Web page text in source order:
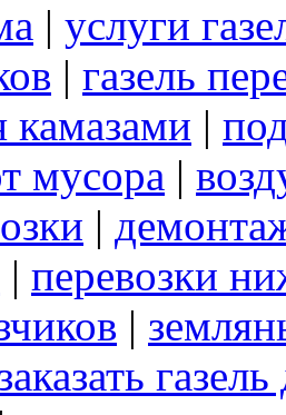
| услуги
| газель
камазами |
мусора |
|
| перевозки
|